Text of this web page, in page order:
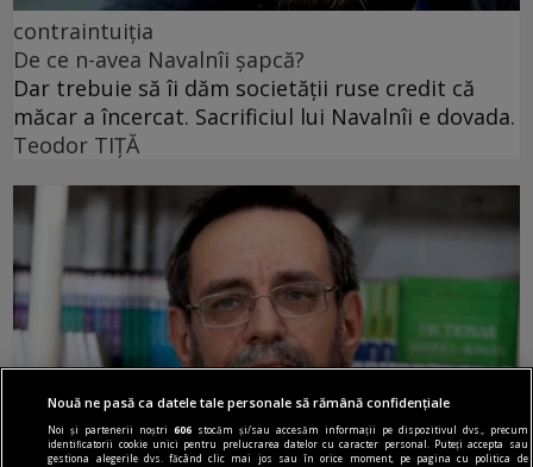
contraintuiția
De ce n-avea Navalnîi șapcă?
Dar trebuie să îi dăm societății ruse credit că
măcar a încercat. Sacrificiul lui Navalnîi e dovada.
Teodor TIŢĂ
Nouă ne pasă ca datele tale personale să rămână confidențiale
Noi și partenerii noștri606 stocăm și/sau accesăm informații pe dispozitivul dvs., precum
identificatorii cookie unici pentru prelucrarea datelor cu caracter personal. Puteți accepta sau
gestiona alegerile dvs. făcând clic mai jos sau în orice moment, pe pagina cu politica de